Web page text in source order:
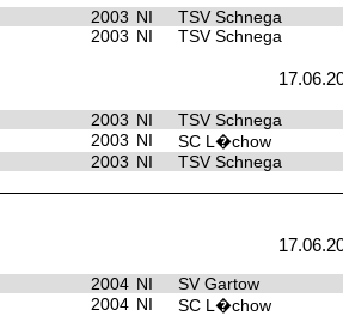
2003 NI TSV Schnega
2003 NI TSV Schnega
2003 NI TSV Schnega
2003 NI SC L�chow
2003 NI TSV Schnega
2004 NI SV Gartow
2004 NI SC L�chow